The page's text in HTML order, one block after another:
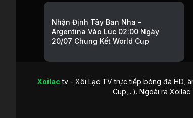
Nhận Định Tây Ban Nha –
Argentina Vào Lúc 02:00 Ngày
20/07 Chung Kết World Cup
Xoilac tv - Xôi Lạc TV trực tiếp bóng đá HD,
Cup,...). Ngoài ra